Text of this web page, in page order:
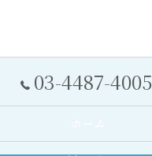
03-4487-4005